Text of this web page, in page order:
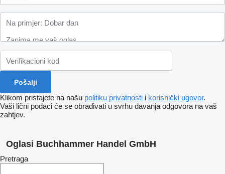
Klikom pristajete na našu politiku privatnosti i korisnički ugovor.
Vaši lični podaci će se obrađivati ​​u svrhu davanja odgovora na vaš
zahtjev.
Oglasi Buchhammer Handel GmbH
Pretraga